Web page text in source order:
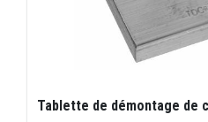
Tablette de démontage de